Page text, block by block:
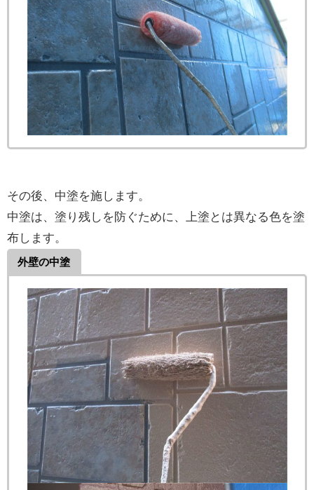
その後、中塗を施します。
中塗は、塗り残しを防ぐために、上塗とは異なる色を塗
布します。
外壁の中塗